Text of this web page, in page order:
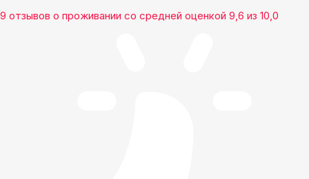
9 отзывов о проживании со средней оценкой 9,6 из 10,0